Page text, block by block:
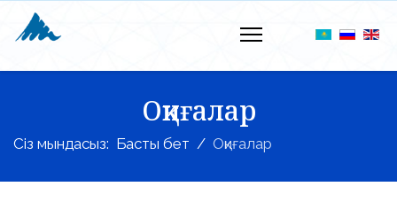
Оқиғалар
Сіз мындасыз: Басты бет Оқиғалар